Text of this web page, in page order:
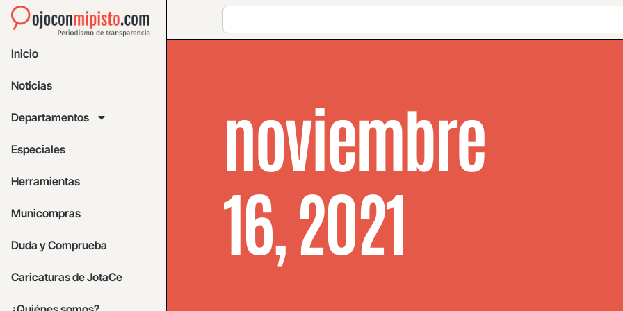
Inicio
Noticias
Departamentos
Especiales
Herramientas
Municompras
Duda y Comprueba
Caricaturas de JotaCe
noviembre
16, 2021